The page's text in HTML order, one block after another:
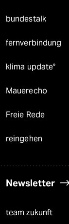
bundestalk
fernverbindung
klima update°
Mauerecho
Freie Rede
reingehen
Newsletter
team zukunft